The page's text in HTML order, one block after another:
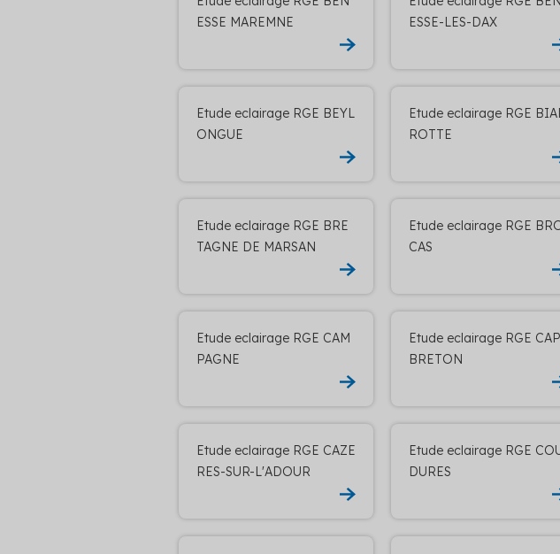
ESSE MAREMNE
ESSE-LES-DAX
Etude eclairage RGE BEYL
ONGUE
Etude eclairage RGE
ROTTE
Etude eclairage RGE BRE
TAGNE DE MARSAN
Etude eclairage RGE
CAS
Etude eclairage RGE CAM
PAGNE
Etude eclairage RGE CAP
BRETON
Etude eclairage RGE CAZE
RES-SUR-L'ADOUR
Etude eclairage RGE
DURES